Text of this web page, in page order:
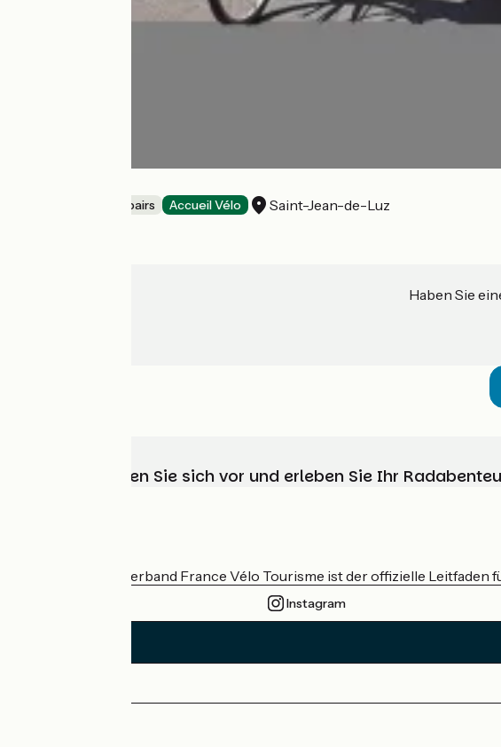
Bicycle rentals/ repairs Accueil Vélo Saint-Jean-de-Luz
Haben Sie
Wählen, bereiten Sie sich vor und erleben Sie Ihr
Der nationale Verband France Vélo Tourisme ist der offizielle Leitfaden
Instagram